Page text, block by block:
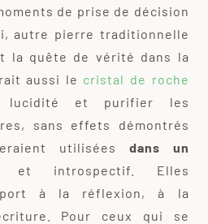
de prise de décision
autre pierre traditionnelle
la quête de vérité dans la
aussi le cristal de roche
lucidité et purifier les
sans effets démontrés
utilisées dans un
et introspectif. Elles
à la réflexion, à la
Pour ceux qui se